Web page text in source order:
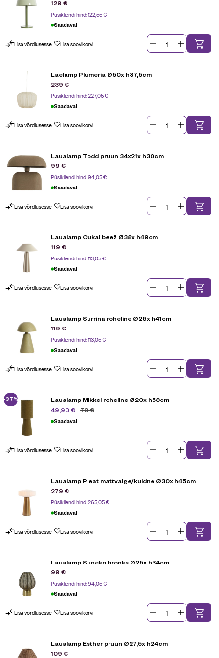
129 €
Püsikliendi hind:122,55€
Saadaval
Lisa võrdlusesse Lisa soovikorvi
Laelamp Plumeria Ø50x h37,5cm
239 €
Püsikliendi hind:227,05€
Saadaval
Lisa võrdlusesse Lisa soovikorvi
Laualamp Todd pruun 34x21x h30cm
99 €
Püsikliendi hind:94,05€
Saadaval
Lisa võrdlusesse Lisa soovikorvi
Laualamp Cukai beež Ø38x h49cm
119 €
Püsikliendi hind:113,05€
Saadaval
Lisa võrdlusesse Lisa soovikorvi
Laualamp Surrina roheline Ø26x h41cm
119 €
Püsikliendi hind:113,05€
Saadaval
Lisa võrdlusesse Lisa soovikorvi
-37%
Laualamp Mikkel roheline Ø20x h58cm
79€
49,90€
Saadaval
Lisa võrdlusesse Lisa soovikorvi
Laualamp Pleat mattvalge/kuldne Ø30x h45cm
279 €
Püsikliendi hind:265,05€
Saadaval
Lisa võrdlusesse Lisa soovikorvi
Laualamp Suneko bronks Ø25x h34cm
99 €
Püsikliendi hind:94,05€
Saadaval
Lisa võrdlusesse Lisa soovikorvi
Laualamp Esther pruun Ø27,5x h24cm
109 €